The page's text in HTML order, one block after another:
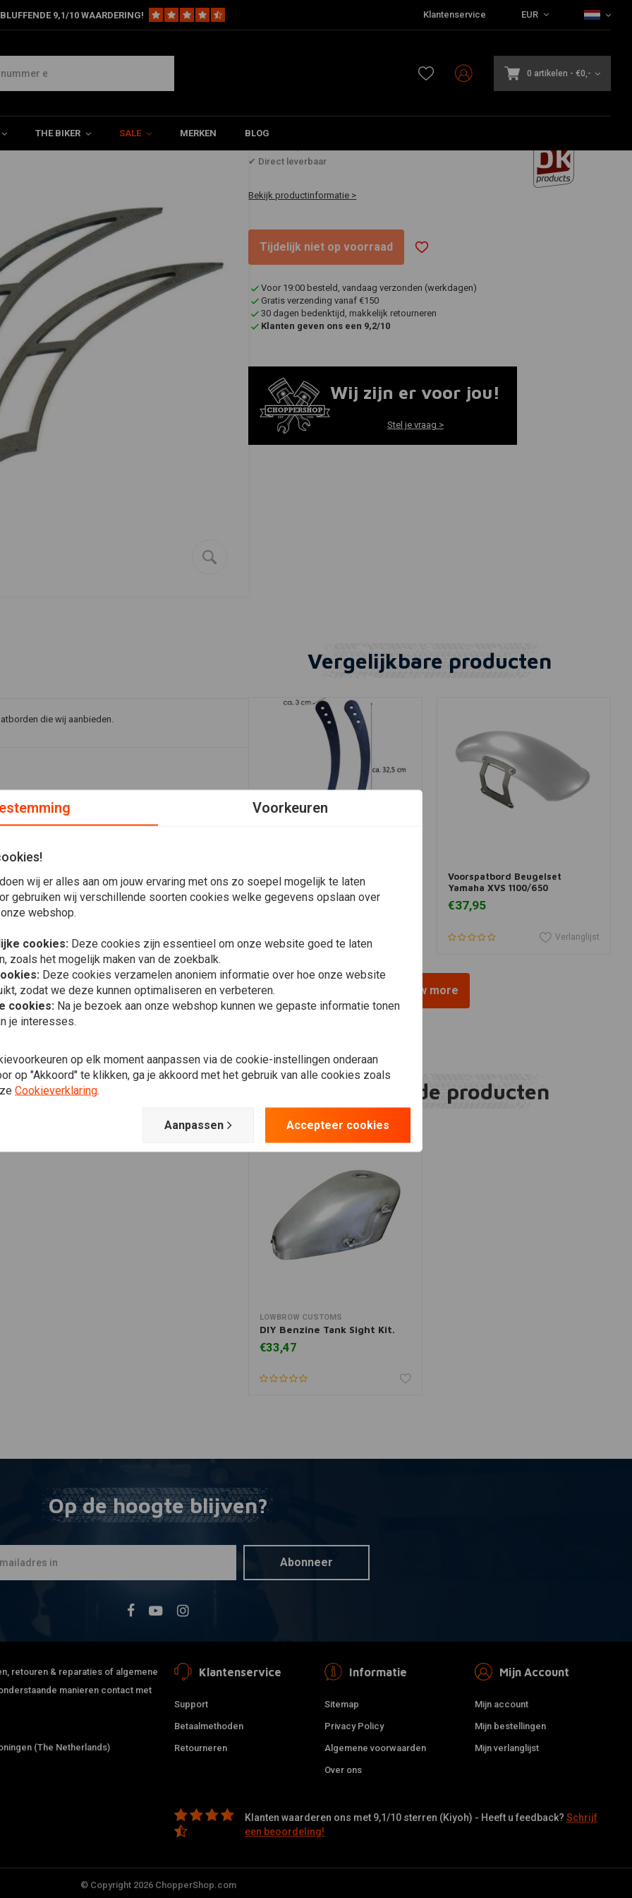
9,1/10 WAARDERING! Klantenservice EUR
0 artikelen - €0,-
THE BIKER SALE MERKEN BLOG
Stiletto Strut Set Achterspatbord
€136,31
✔ Direct leverbaar
Bekijk productinformatie >
Tijdelijk niet op voorraad
Voor 19:00 besteld, vandaag verzonden (werkdagen)
Gratis verzending vanaf €150
30 dagen bedenktijd, makkelijk retourneren
Klanten geven ons een 9,2/10
Wij zijn er voor jou!
Stel je vraag >
die wij aanbieden.
Plaats ook een review
Vergelijkbare producten
Stalen spatbordsteunen Banana
- Universele montage
€34,94
Voorspatbord Beugelset
Yamaha XVS 1100/650
€37,95
Verlanglijst
View more
Gerelateerde producten
Toevoegen aan winkelwagen
LOWBROW CUSTOMS
DIY Benzine Tank Sight Kit.
€33,47
Op de hoogte blijven?
Abonneer
retouren & reparaties of algemene
manieren contact met
(The Netherlands)
Klantenservice
Support
Betaalmethoden
Retourneren
Informatie
Sitemap
Privacy Policy
Algemene voorwaarden
Over ons
Mijn Account
Mijn account
Mijn bestellingen
Mijn verlanglijst
Klanten waarderen ons met 9,1/10 sterren (Kiyoh) - Heeft u feedback?Schrijf
een beoordeling!
© Copyright 2026 ChopperShop.com
Voorkeuren
wij er alles aan om jouw ervaring met ons zo soepel mogelijk te laten
gebruiken wij verschillende soorten cookies welke gegevens opslaan over
webshop.
cookies: Deze cookies zijn essentieel om onze website goed te laten
zoals het mogelijk maken van de zoekbalk.
Deze cookies verzamelen anoniem informatie over hoe onze website
zodat we deze kunnen optimaliseren en verbeteren.
cookies: Na je bezoek aan onze webshop kunnen we gepaste informatie tonen
je interesses.
op elk moment aanpassen via de cookie-instellingen onderaan
op "Akkoord" te klikken, ga je akkoord met het gebruik van alle cookies zoals
Cookieverklaring.
Aanpassen Accepteer cookies